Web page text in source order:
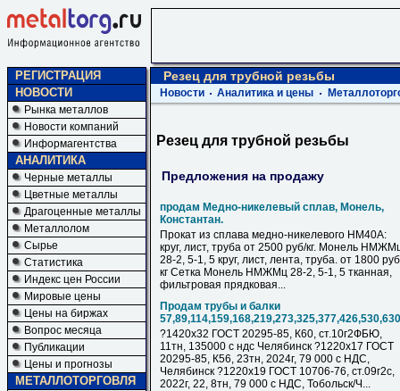
РЕГИСТРАЦИЯ
НОВОСТИ
Рынка металлов
Новости компаний
Информагентства
АНАЛИТИКА
Черные металлы
Цветные металлы
Драгоценные металлы
Металлолом
Сырье
Статистика
Индекс цен России
Мировые цены
Цены на биржах
Вопрос месяца
Публикации
Цены и прогнозы
МЕТАЛЛОТОРГОВЛЯ
Резец для трубной резьбы
Новости Аналитика и цены
Резец для трубной резьбы
Предложения на продажу
продам Медно-никелевый сплав, Монель,
Константан.
Прокат из сплава медно-никелевого НМ40А:
круг, лист, труба от 2500 руб/кг. Монель
28-2, 5-1, 5 круг, лист, лента, труба. от 1800
кг Сетка Монель НМЖМц 28-2, 5-1, 5 тканная,
фильтровая прядковая...
Продам трубы и балки
?1420х32 ГОСТ 20295-85, К60, ст.10г2ФБЮ,
11тн, 135000 с ндс Челябинск ?1220х17 ГОСТ
20295-85, К56, 23тн, 2024г, 79 000 с НДC,
Челябинск ?1220х19 ГОСТ 10706-76, ст.09г2с,
2022г, 22, 8тн, 79 000 с НДC, Тобольск/Ч...